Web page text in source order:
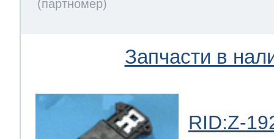
Запчасти в
RID:Z-